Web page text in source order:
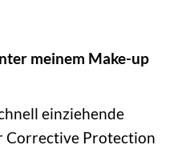
meinem Make-up
einziehende
Corrective Protection